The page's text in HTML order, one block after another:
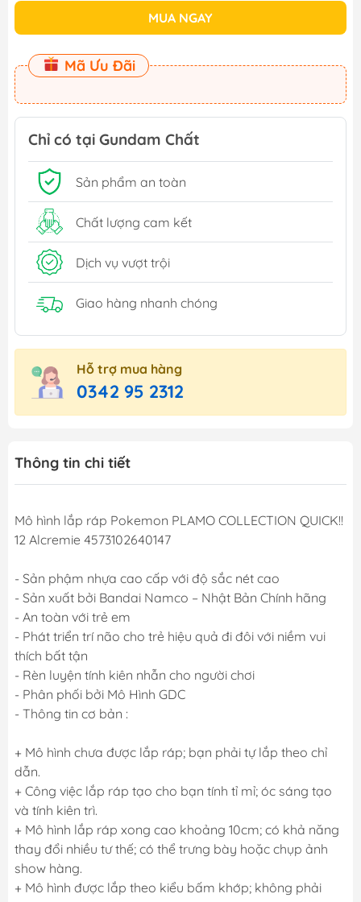
MUA NGAY
Mã Ưu Đãi
Chỉ có tại Gundam Chất
Sản phẩm an toàn
Chất lượng cam kết
Dịch vụ vượt trội
Giao hàng nhanh chóng
Hỗ trợ mua hàng
0342 95 2312
Thông tin chi tiết
Mô hình lắp ráp Pokemon PLAMO COLLECTION QUICK!!
12 Alcremie 4573102640147
- Sản phậm nhựa cao cấp với độ sắc nét cao
- Sản xuất bởi Bandai Namco – Nhật Bản Chính hãng
- An toàn với trẻ em
- Phát triển trí não cho trẻ hiệu quả đi đôi với niềm vui
thích bất tận
- Rèn luyện tính kiên nhẫn cho người chơi
- Phân phối bởi Mô Hình GDC
- Thông tin cơ bản :
+ Mô hình chưa được lắp ráp; bạn phải tự lắp theo chỉ
dẫn.
+ Công việc lắp ráp tạo cho bạn tính tỉ mỉ; óc sáng tạo
và tính kiên trì.
+ Mô hình lắp ráp xong cao khoảng 10cm; có khả năng
thay đổi nhiều tư thế; có thể trưng bày hoặc chụp ảnh
show hàng.
+ Mô hình được lắp theo kiểu bấm khớp; không phải